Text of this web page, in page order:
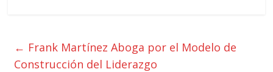
← Frank Martínez Aboga por el Modelo de
Construcción del Liderazgo